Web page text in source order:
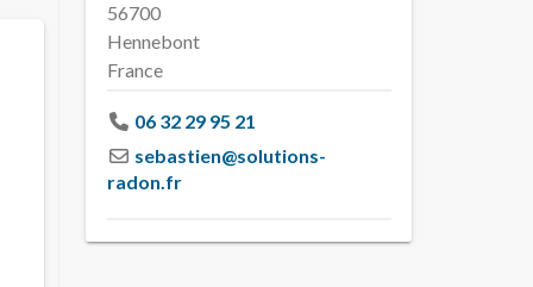
56700
Hennebont
France
06 32 29 95 21
sebastien@solutions-
radon.fr